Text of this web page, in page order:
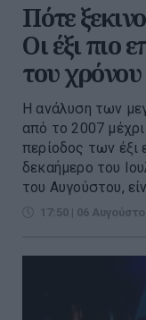
Πότε
Oι έξι πιο
του χρόνου
Η ανάλυση των
από το 2007 μέχρι
περίοδος των
δεκαήμερο του
του Αυγούστου,
17:50 | 06